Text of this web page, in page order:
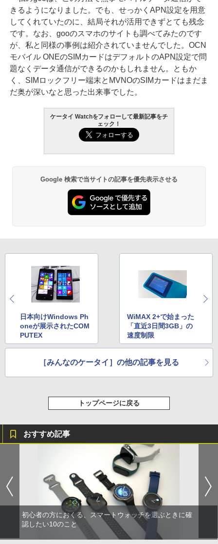
きるようになりました。でも、せっかくAPN設定を用意
してくれていたのに、結局それが活用できずとても残念
です。なお、gooのスマホのサイトも調べてみたのです
が、私と同様の事例は紹介されていませんでした。OCN
モバイル ONEのSIMカードはデフォルトのAPN設定で問
題なくデータ通信ができるのかもしれません。ともか
く、SIMロックフリー端末とMVNOのSIMカードはまだま
だ奥が深いなと思った出来事でした。
ケータイ Watchをフォローして最新記事をチ
ェック！
Google 検索で当サイトの記事を優先表示させる
日本向けWindows Ph
oneが展示されたCOM
PUTEX
WiMAX 2+で始まった
「直近3日間3GB」の
速度制限
［みんなのケータイ］の他の記事を見る
トップページに戻る
おすすめ記事
初心者の方におくる、スマートウォッチを選ぶときに確
認したい10のこと